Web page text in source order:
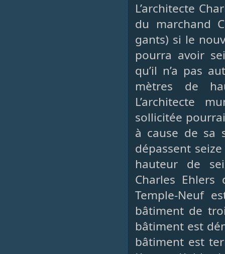
L’architecte
du marchand
gants) si le
pourra avoir
qu’il n’a pas
mètres de
L’architecte
sollicitée
à cause de sa
dépassent
hauteur de
Charles
Temple-Neuf
bâtiment de
bâtiment est
bâtiment est